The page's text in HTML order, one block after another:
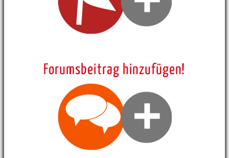
Forumsbeitrag hinzufügen!